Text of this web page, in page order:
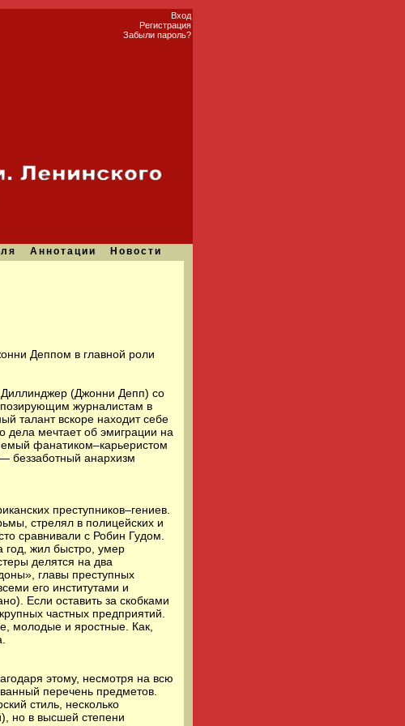
Вход
Регистрация
Забыли пароль?
Аннотации Новости
Деппом в главной роли
(Джонни Депп) со
журналистам в
талант вскоре находит себе
дела мечтает об эмиграции на
фанатиком–карьеристом
беззаботный анархизм
преступников–гениев.
стрелял в полицейских и
сравнивали с Робин Гудом.
год, жил быстро, умер
делятся на два
главы преступных
его институтами и
Если оставить за скобками
частных предприятий.
молодые и яростные. Как,
этому, несмотря на всю
перечень предметов.
стиль, несколько
но в высшей степени